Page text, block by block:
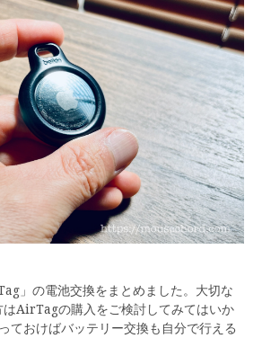
」の電池交換をまとめました。大切な
はAirTagの購入をご検討してみてはいか
ておけばバッテリー交換も自分で行える